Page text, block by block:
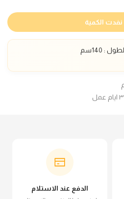
نفدت الكمية
الدفع عند الاستلام